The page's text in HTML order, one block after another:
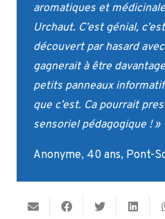
aromatiques et
Urchaut. C’est génial,
découvert par hasard
gagnerait à être
petits panneaux
que c’est. Ca pourrait
sensoriel pédagogique ! »
Anonyme, 40 ans, Pont-